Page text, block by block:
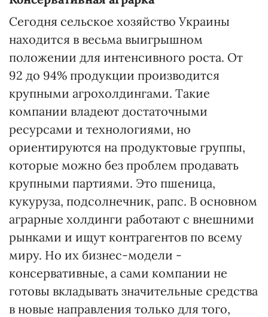
Сегодня сельское хозяйство Украины
находится в весьма выигрышном
положении для интенсивного роста. От
92 до 94% продукции производится
крупными агрохолдингами. Такие
компании владеют достаточными
ресурсами и технологиями, но
ориентируются на продуктовые группы,
которые можно без проблем продавать
крупными партиями. Это пшеница,
кукуруза, подсолнечник, рапс. В основном
аграрные холдинги работают с внешними
рынками и ищут контрагентов по всему
миру. Но их бизнес-модели -
консервативные, а сами компании не
готовы вкладывать значительные средства
в новые направления только для того,